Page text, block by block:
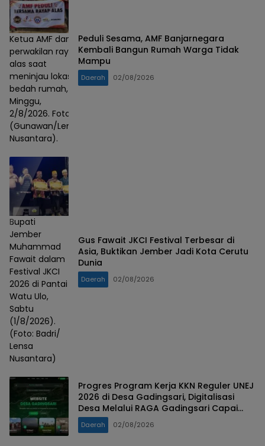
Ketua AMF dan
perwakilan rayap
alas saat
meninjau lokasi
bedah rumah,
Minggu,
2/8/2026. Foto :
(Gunawan/Lensa
Nusantara).
Peduli Sesama, AMF Banjarnegara
Kembali Bangun Rumah Warga Tidak
Mampu
Daerah 02/08/2026
Bupati
Jember
Muhammad
Fawait dalam
Festival JKCI
2026 di Pantai
Watu Ulo,
Sabtu
(1/8/2026).
(Foto: Badri/
Lensa
Nusantara)
Gus Fawait JKCI Festival Terbesar di
Asia, Buktikan Jember Jadi Kota Cerutu
Dunia
Daerah 02/08/2026
Progres Program Kerja KKN Reguler UNEJ
2026 di Desa Gadingsari, Digitalisasi
Desa Melalui RAGA Gadingsari Capai
98% Penyelesaian
Daerah 02/08/2026